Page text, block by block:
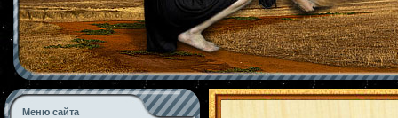
Меню сайта